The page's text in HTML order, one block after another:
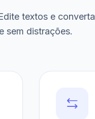
textos e converta
sem distrações.